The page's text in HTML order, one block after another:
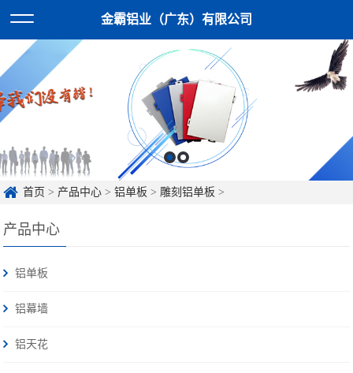
金霸铝业（广东）有限公司
首页 > 产品中心 >铝单板 >雕刻铝单板 >
产品中心
铝单板
铝幕墙
铝天花